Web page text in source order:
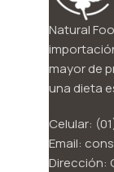
Natural
mayor de
una dieta
Celular:
Email:
Dirección: